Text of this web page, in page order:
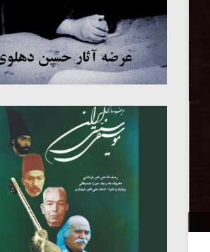
میکلوش روژا